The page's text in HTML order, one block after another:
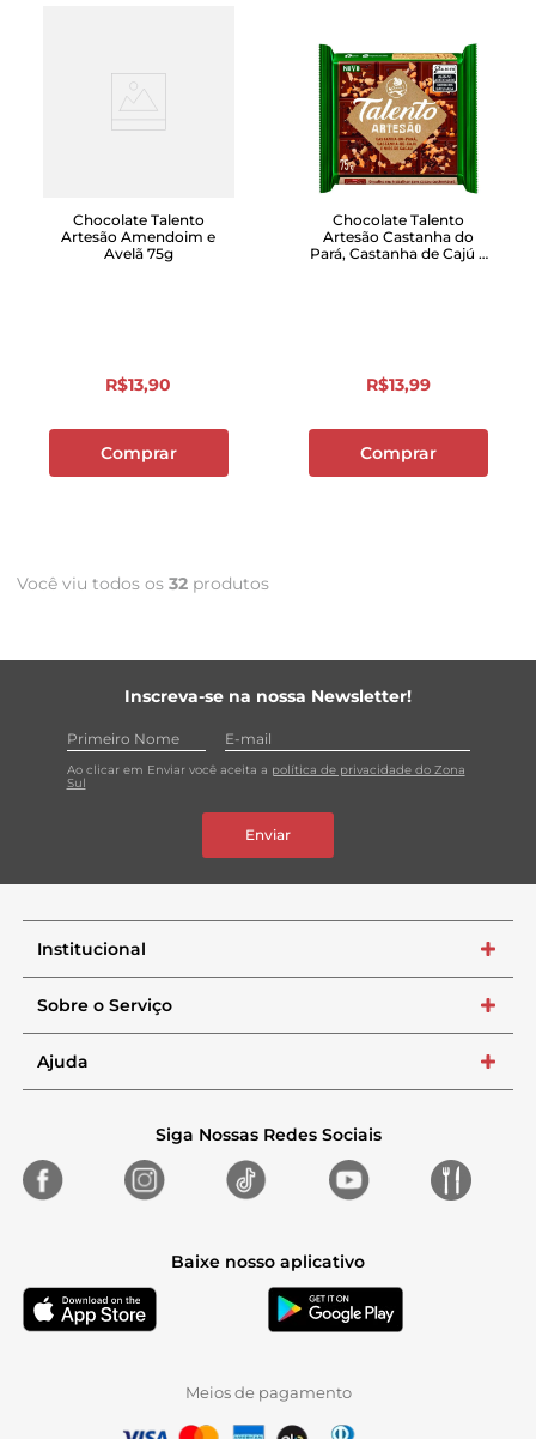
Chocolate Talento
Artesão Amendoim e
Avelã 75g
R$13,90
Comprar
Chocolate Talento
Artesão Castanha do
Pará, Castanha de Cajú e
R$13,99
Comprar
Você viu todos os 32 produtos
Inscreva-se na nossa Newsletter!
Ao clicar em Enviar você aceita a política de privacidade do Zona
Sul
Enviar
Institucional +
Sobre o Serviço +
Ajuda +
Siga Nossas Redes Sociais
Baixe nosso aplicativo
Meios de pagamento